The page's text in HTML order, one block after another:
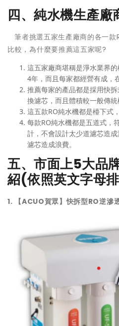
四、純水機生產廠
筆者挑選五家生產廠商的各一
比較，為什麼要推薦這五家呢?
這五家廠商堪稱是淨水業界
4年，而且每家都經營有成，
推薦每家的產品都是採用快
換濾芯，而且體積較一般傳統
這五款RO純水機都是檯下式
每款RO純水機都是五道式，
計，不會設計太少道濾芯造
濾芯造成浪費。
五、市面上5大品
紹(依照英文字母
1. 【ACUO賀眾】快拆型RO逆